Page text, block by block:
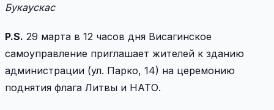
Букаускас
P.S. 29 марта в 12 часов дня Висагинское
самоуправление приглашает жителей к зданию
администрации (ул. Парко, 14) на церемонию
поднятия флага Литвы и НАТО.